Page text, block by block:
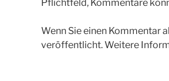
Pflichtfeld, Kommentare
Wenn Sie einen Kommentar
veröffentlicht. Weitere